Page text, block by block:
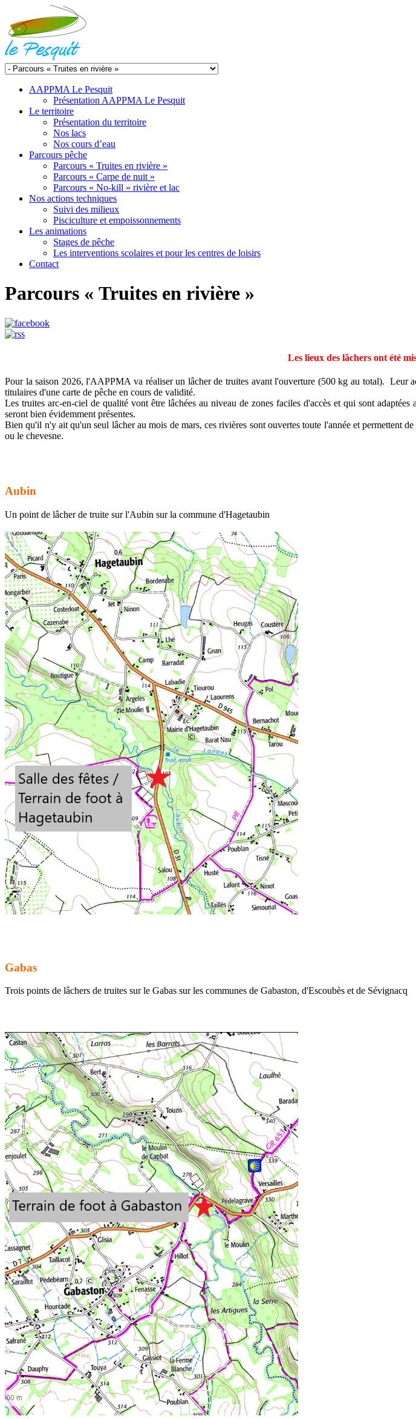
AAPPMA Le Pesquit
Présentation AAPPMA Le Pesquit
Le territoire
Présentation du territoire
Nos lacs
Nos cours d’eau
Parcours pêche
Parcours « Truites en rivière »
Parcours « Carpe de nuit »
Parcours « No-kill » rivière et lac
Nos actions techniques
Suivi des milieux
Pisciculture et empoissonnements
Les animations
Stages de pêche
Les interventions scolaires et pour les centres de loisirs
Contact
Parcours « Truites en rivière »
Les lieux des lâchers ont été
Pour la saison 2026, l'AAPPMA va réaliser un lâcher de truites avant l'ouverture (500 kg au total). Leur
titulaires d'une carte de pêche en cours de validité.
Les truites arc-en-ciel de qualité vont être lâchées au niveau de zones faciles d'accès et qui sont
seront bien évidemment présentes.
Bien qu'il n'y ait qu'un seul lâcher au mois de mars, ces rivières sont ouvertes toute l'année et permettent
ou le chevesne.
Aubin
Un point de lâcher de truite sur l'Aubin sur la commune d'Hagetaubin
Gabas
Trois points de lâchers de truites sur le Gabas sur les communes de Gabaston, d'Escoubès et de Sévignacq